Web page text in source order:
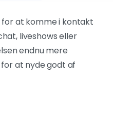
at komme i kontakt
liveshows eller
endnu mere
at nyde godt af